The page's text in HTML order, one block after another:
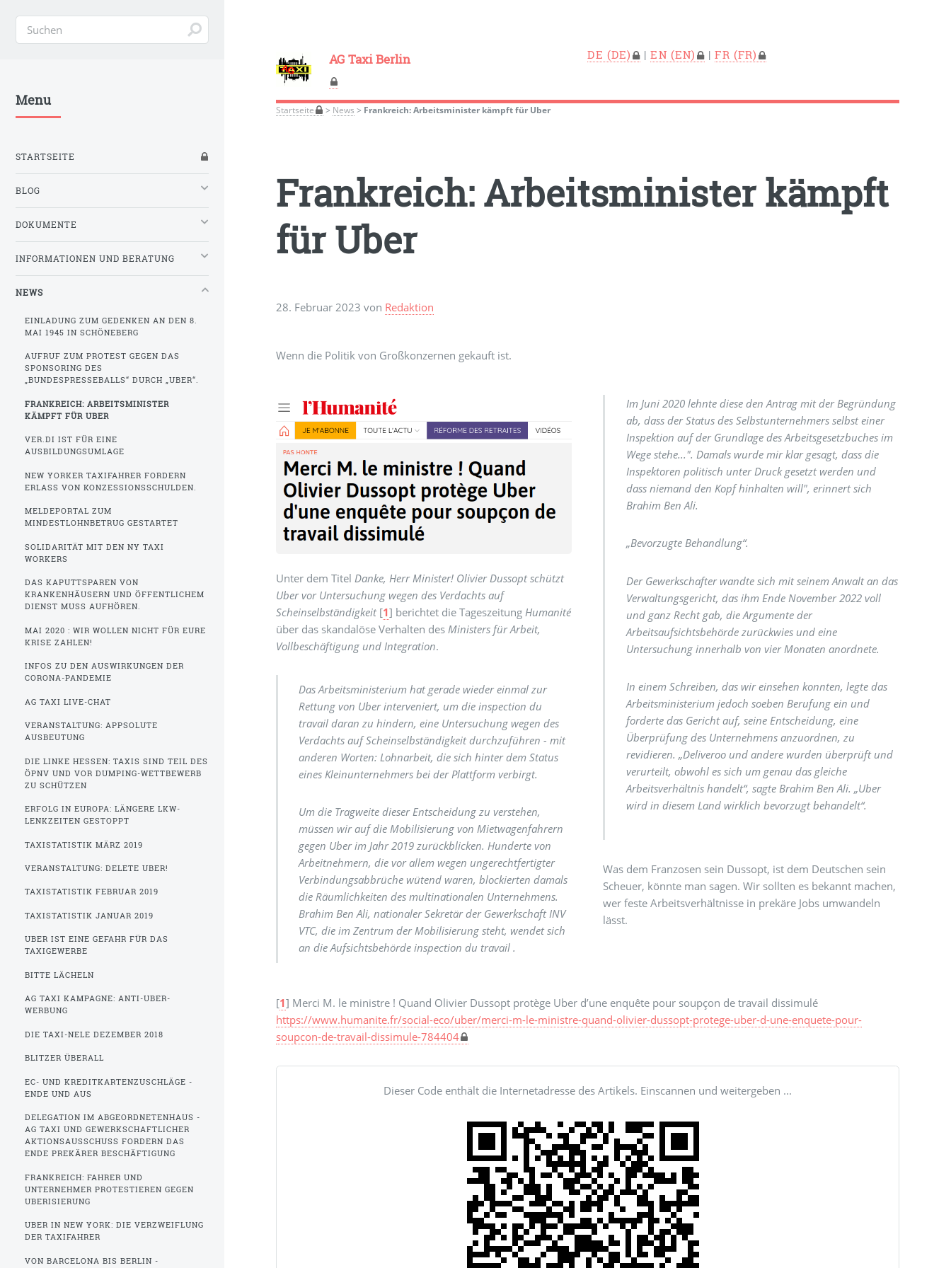
AG Taxi Berlin DE |EN |FR
Startseite > News > Frankreich: Arbeitsminister kämpft für Uber
Frankreich: Arbeitsminister kämpft
für Uber
28. Februar 2023 von Redaktion
Wenn die Politik von Großkonzernen gekauft ist.
Unter dem TitelDanke, Herr Minister! Olivier Dussopt schützt
Uber vor Untersuchung wegen des Verdachts auf
Scheinselbständigkeit[1] berichtet die TageszeitungHumanité
über das skandalöse Verhalten desMinisters für Arbeit,
Vollbeschäftigung und Integration.
Das Arbeitsministerium hat gerade wieder einmal zur
Rettung von Uber interveniert, um die inspection du
travail daran zu hindern, eine Untersuchung wegen des
Verdachts auf Scheinselbständigkeit durchzuführen - mit
anderen Worten: Lohnarbeit, die sich hinter dem Status
eines Kleinunternehmers bei der Plattform verbirgt.
Um die Tragweite dieser Entscheidung zu verstehen,
müssen wir auf die Mobilisierung von Mietwagenfahrern
gegen Uber im Jahr 2019 zurückblicken. Hunderte von
Arbeitnehmern, die vor allem wegen ungerechtfertigter
Verbindungsabbrüche wütend waren, blockierten damals
die Räumlichkeiten des multinationalen Unternehmens.
Brahim Ben Ali, nationaler Sekretär der Gewerkschaft INV
VTC, die im Zentrum der Mobilisierung steht, wendet sich
an die Aufsichtsbehörde inspection du travail .
Im Juni 2020 lehnte diese den Antrag mit der Begründung
ab, dass der Status des Selbstunternehmers selbst einer
Inspektion auf der Grundlage des Arbeitsgesetzbuches im
Wege stehe...". Damals wurde mir klar gesagt, dass die
Inspektoren politisch unter Druck gesetzt werden und
dass niemand den Kopf hinhalten will", erinnert sich
Brahim Ben Ali.
„Bevorzugte Behandlung“.
Der Gewerkschafter wandte sich mit seinem Anwalt an das
Verwaltungsgericht, das ihm Ende November 2022 voll
und ganz Recht gab, die Argumente der
Arbeitsaufsichtsbehörde zurückwies und eine
Untersuchung innerhalb von vier Monaten anordnete.
In einem Schreiben, das wir einsehen konnten, legte das
Arbeitsministerium jedoch soeben Berufung ein und
forderte das Gericht auf, seine Entscheidung, eine
Überprüfung des Unternehmens anzuordnen, zu
revidieren. „Deliveroo und andere wurden überprüft und
verurteilt, obwohl es sich um genau das gleiche
Arbeitsverhältnis handelt“, sagte Brahim Ben Ali. „Uber
wird in diesem Land wirklich bevorzugt behandelt“.
Was dem Franzosen sein Dussopt, ist dem Deutschen sein
Scheuer, könnte man sagen. Wir sollten es bekannt machen,
wer feste Arbeitsverhältnisse in prekäre Jobs umwandeln
lässt.
[1] Merci M. le ministre ! Quand Olivier Dussopt protège Uber d’une enquête pour soupçon de travail dissimulé
https://www.humanite.fr/social-eco/uber/merci-m-le-ministre-quand-olivier-dussopt-protege-uber-d-une-enquete-pour-
soupcon-de-travail-dissimule-784404
Dieser Code enthält die Internetadresse des Artikels. Einscannen und weitergeben ...
Menu
STARTSEITE
BLOG
DOKUMENTE
INFORMATIONEN UND BERATUNG
NEWS
EINLADUNG ZUM GEDENKEN AN DEN 8.
MAI 1945 IN SCHÖNEBERG
AUFRUF ZUM PROTEST GEGEN DAS
SPONSORING DES
„BUNDESPRESSEBALLS“ DURCH „UBER“.
FRANKREICH: ARBEITSMINISTER
KÄMPFT FÜR UBER
VER.DI IST FÜR EINE
AUSBILDUNGSUMLAGE
NEW YORKER TAXIFAHRER FORDERN
ERLASS VON KONZESSIONSSCHULDEN.
MELDEPORTAL ZUM
MINDESTLOHNBETRUG GESTARTET
SOLIDARITÄT MIT DEN NY TAXI
WORKERS
DAS KAPUTTSPAREN VON
KRANKENHÄUSERN UND ÖFFENTLICHEM
DIENST MUSS AUFHÖREN.
MAI 2020 : WIR WOLLEN NICHT FÜR EURE
KRISE ZAHLEN!
INFOS ZU DEN AUSWIRKUNGEN DER
CORONA-PANDEMIE
AG TAXI LIVE-CHAT
VERANSTALTUNG: APPSOLUTE
AUSBEUTUNG
DIE LINKE HESSEN: TAXIS SIND TEIL DES
ÖPNV UND VOR DUMPING-WETTBEWERB
ZU SCHÜTZEN
ERFOLG IN EUROPA: LÄNGERE LKW-
LENKZEITEN GESTOPPT
TAXISTATISTIK MÄRZ 2019
VERANSTALTUNG: DELETE UBER!
TAXISTATISTIK FEBRUAR 2019
TAXISTATISTIK JANUAR 2019
UBER IST EINE GEFAHR FÜR DAS
TAXIGEWERBE
BITTE LÄCHELN
AG TAXI KAMPAGNE: ANTI-UBER-
WERBUNG
DIE TAXI-NELE DEZEMBER 2018
BLITZER ÜBERALL
EC- UND KREDITKARTENZUSCHLÄGE -
ENDE UND AUS
DELEGATION IM ABGEORDNETENHAUS -
AG TAXI UND GEWERKSCHAFTLICHER
AKTIONSAUSSCHUSS FORDERN DAS E
NDE PREKÄRER BESCHÄFTIGUNG
FRANKREICH: FAHRER UND
UNTERNEHMER PROTESTIEREN GEGEN
UBERISIERUNG
UBER IN NEW YORK: DIE VERZWEIFLUNG
DER TAXIFAHRER
VON BARCELONA BIS BERLIN -